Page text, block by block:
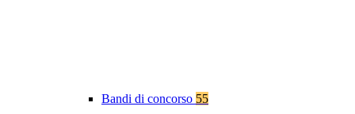
Bandi di concorso 55